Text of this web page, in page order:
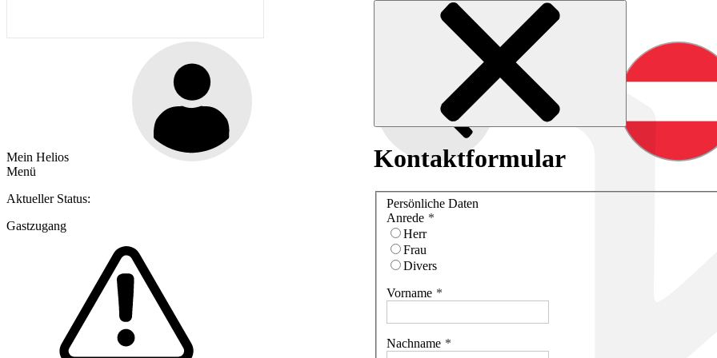
Mein Helios
Menü
Aktueller Status:
Gastzugang
Kontaktformular
Persönliche Daten
Anrede
Herr
Frau
Divers
Vorname
Nachname